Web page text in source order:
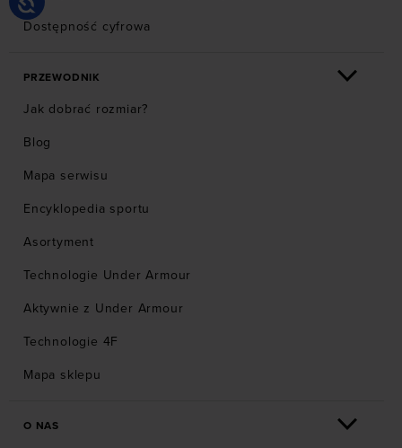
Dostępność cyfrowa
PRZEWODNIK
Jak dobrać rozmiar?
Blog
Mapa serwisu
Encyklopedia sportu
Asortyment
Technologie Under Armour
Aktywnie z Under Armour
Technologie 4F
Mapa sklepu
O NAS